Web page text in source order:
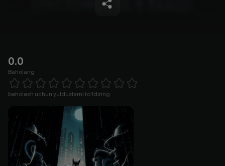
0.0
Baholang
1 Star 2 Stars 3 Stars 4 Stars5 Stars 6 Stars7 Stars8 Stars
baholash uchun yulduzlarni to'ldiring